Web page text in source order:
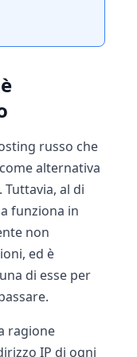
russo che
alternativa
Tuttavia, al di
funziona in
non
ed è
di esse per
ragione
IP di ogni